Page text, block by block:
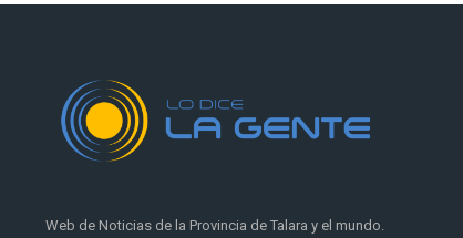
Web de Noticias de la Provincia de Talara y el mundo.